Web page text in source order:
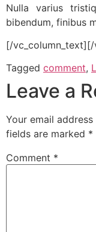
Nulla varius
bibendum, finibus
[/
Tagged comment,
Leave a
Your email
fields are marked *
Comment *